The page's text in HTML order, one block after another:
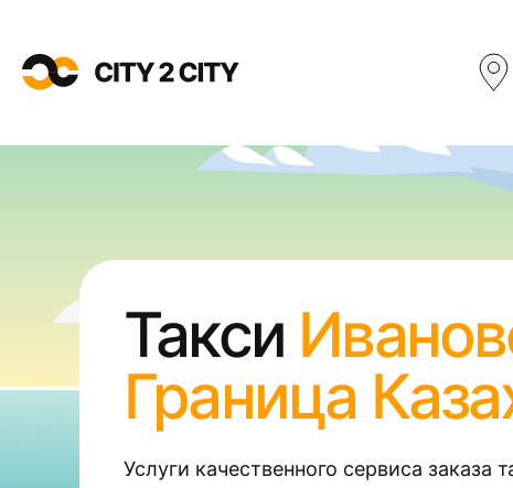
Такси
Граница
Услуги качественного сервиса заказа